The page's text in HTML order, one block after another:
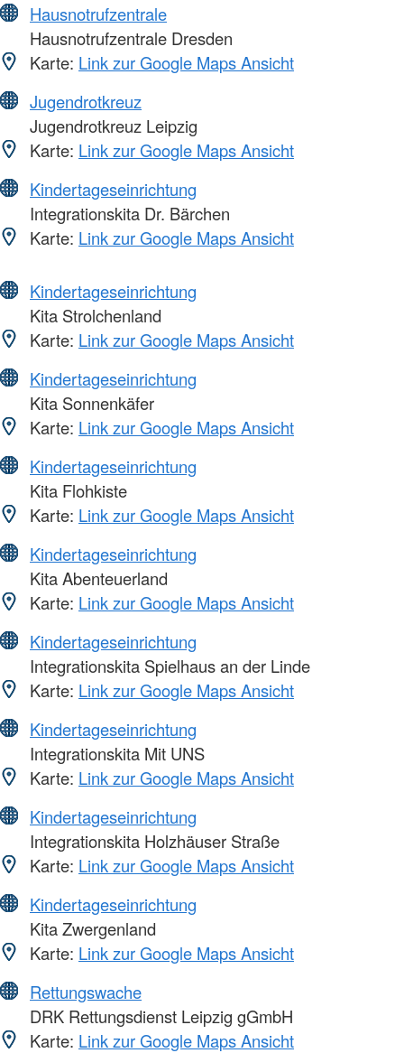
Hausnotrufzentrale
Hausnotrufzentrale Dresden
Karte: Link zur Google Maps Ansicht
Jugendrotkreuz
Jugendrotkreuz Leipzig
Karte: Link zur Google Maps Ansicht
Kindertageseinrichtung
Integrationskita Dr. Bärchen
Karte: Link zur Google Maps Ansicht
Kindertageseinrichtung
Kita Strolchenland
Karte: Link zur Google Maps Ansicht
Kindertageseinrichtung
Kita Sonnenkäfer
Karte: Link zur Google Maps Ansicht
Kindertageseinrichtung
Kita Flohkiste
Karte: Link zur Google Maps Ansicht
Kindertageseinrichtung
Kita Abenteuerland
Karte: Link zur Google Maps Ansicht
Kindertageseinrichtung
Integrationskita Spielhaus an der Linde
Karte: Link zur Google Maps Ansicht
Kindertageseinrichtung
Integrationskita Mit UNS
Karte: Link zur Google Maps Ansicht
Kindertageseinrichtung
Integrationskita Holzhäuser Straße
Karte: Link zur Google Maps Ansicht
Kindertageseinrichtung
Kita Zwergenland
Karte: Link zur Google Maps Ansicht
Rettungswache
DRK Rettungsdienst Leipzig gGmbH
Karte: Link zur Google Maps Ansicht